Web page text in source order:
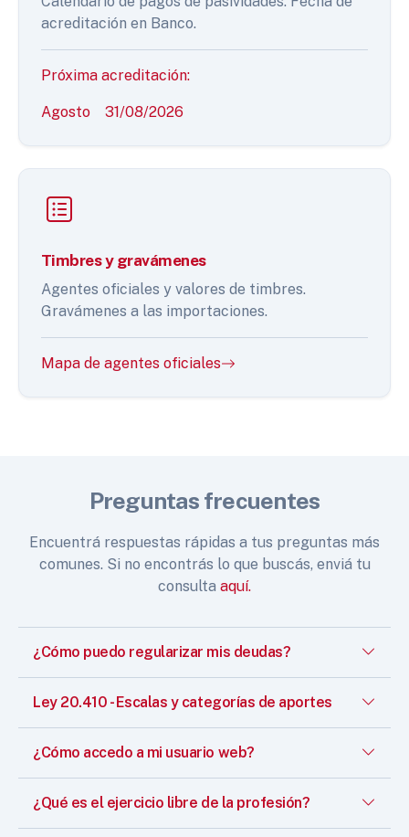
acreditación en Banco.
Próxima acreditación:
Agosto 31/08/2026
Timbres y gravámenes
Agentes oficiales y valores de timbres.
Gravámenes a las importaciones.
Mapa de agentes oficiales
Preguntas frecuentes
Encuentrá respuestas rápidas a tus preguntas más
comunes. Si no encontrás lo que buscás, enviá tu
consulta aquí.
¿Cómo puedo regularizar mis deudas?
Ley 20.410 - Escalas y categorías de aportes
¿Cómo accedo a mi usuario web?
¿Qué es el ejercicio libre de la profesión?